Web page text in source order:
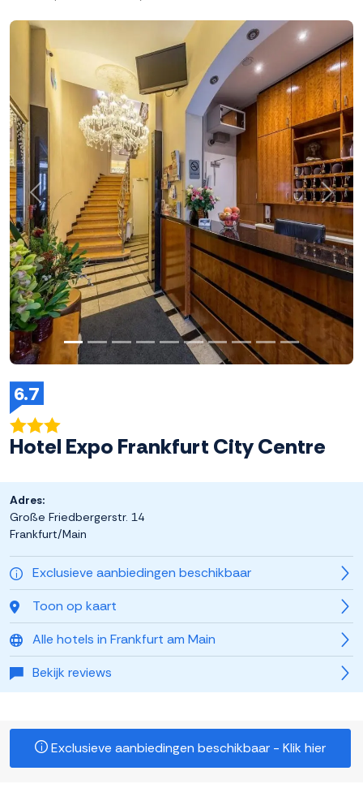
6.7
Hotel Expo Frankfurt City Centre
Exclusieve aanbiedingen beschikbaar
Toon op kaart
Alle hotels in Frankfurt am Main
Bekijk reviews
Adres:
Große Friedbergerstr. 14
Frankfurt/Main
Exclusieve aanbiedingen beschikbaar - Klik hier